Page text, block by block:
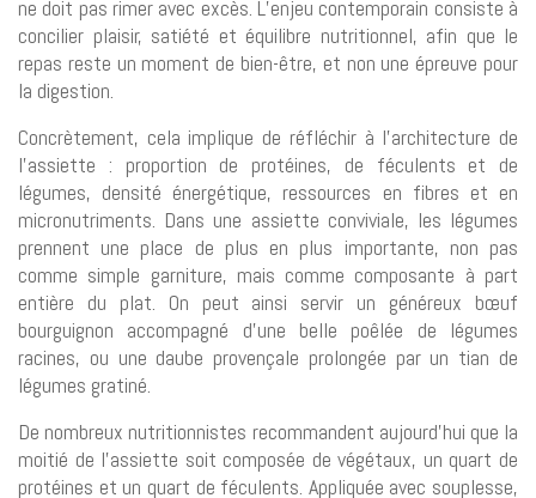
ne doit pas rimer avec excès. L’enjeu contemporain consiste à
concilier plaisir, satiété et équilibre nutritionnel, afin que le
repas reste un moment de bien-être, et non une épreuve pour
la digestion.
Concrètement, cela implique de réfléchir à l’architecture de
l’assiette : proportion de protéines, de féculents et de
légumes, densité énergétique, ressources en fibres et en
micronutriments. Dans une assiette conviviale, les légumes
prennent une place de plus en plus importante, non pas
comme simple garniture, mais comme composante à part
entière du plat. On peut ainsi servir un généreux bœuf
bourguignon accompagné d’une belle poêlée de légumes
racines, ou une daube provençale prolongée par un tian de
légumes gratiné.
De nombreux nutritionnistes recommandent aujourd’hui que la
moitié de l’assiette soit composée de végétaux, un quart de
protéines et un quart de féculents. Appliquée avec souplesse,